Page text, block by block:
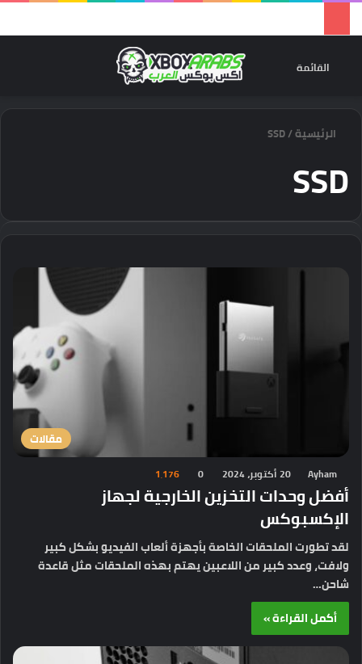
القائمة
الرئيسية/
SSD
SSD
مقالات
Ayham 20 أكتوبر، 2024 0 1٬176
أفضل وحدات التخزين الخارجية لجهاز
الإكسبوكس
لقد تطورت الملحقات الخاصة بأجهزة ألعاب الفيديو بشكل كبير
ولافت، وعدد كبير من اللاعبين يهتم بهذه الملحقات مثل قاعدة
شاحن…
أكمل القراءة »